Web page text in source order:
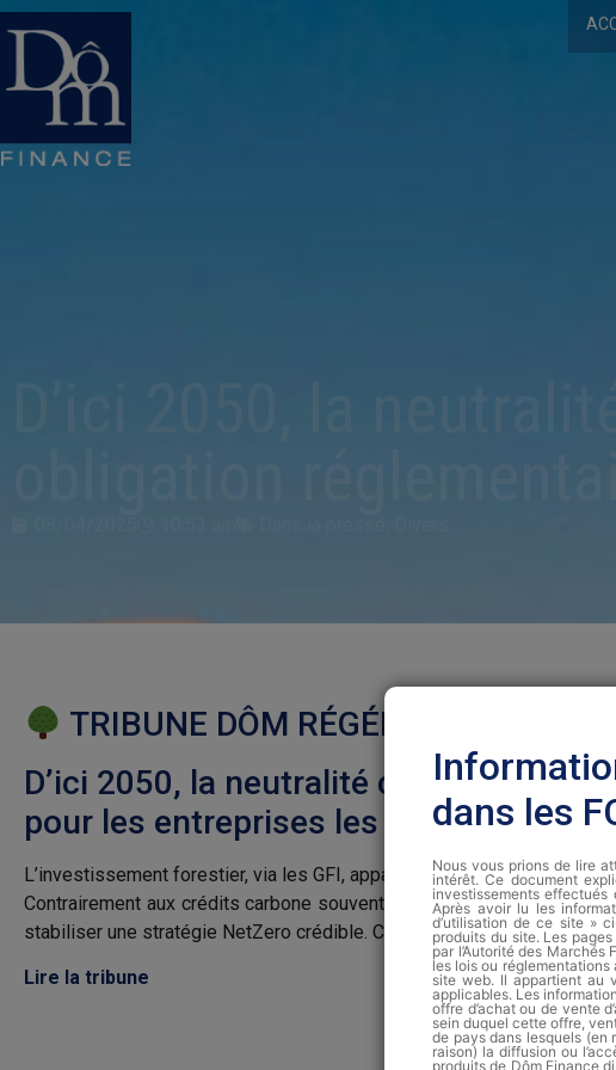
TRIBUNE DÔM RÉGÉNÉRATION
D’ici 2050, la neutralité carbone
pour les entreprises les plus
L’investissement forestier, via les GFI, apparaît comme un levier
Contrairement aux crédits carbone souvent contestés, la détention
stabiliser une stratégie NetZero crédible. C’est dans cette logique
Lire la tribune
dans les
Nous vous prions de lire
intérêt. Ce document
investissements effectués
Après avoir lu les
d’utilisation de ce site »
produits du site. Les
par l’Autorité des
les lois ou
site web. Il appartient au
applicables. Les
offre d’achat ou de vente
sein duquel cette offre,
de pays dans lesquels (en
raison) la diffusion ou
produits de Dôm Finance